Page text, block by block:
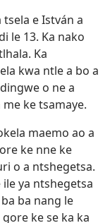
e István a
le 13. Ka nako
Ka
kwa ntle a bo a
o ne a
ke tsamaye.
maemo ao a
ke nne ke
o a ntshegetsa.
ya ntshegetsa
ba nang le
ke se ka ka